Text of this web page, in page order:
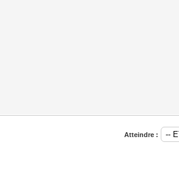
Atteindre :